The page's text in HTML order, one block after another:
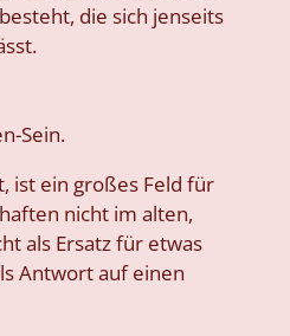
die sich jenseits
Sein.
ist ein großes Feld für
nicht im alten,
als Ersatz für etwas
Antwort auf einen